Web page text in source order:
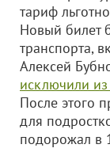
тариф
Новый билет
транспорта,
Алексей
исключили
После этого
для
подорожал в